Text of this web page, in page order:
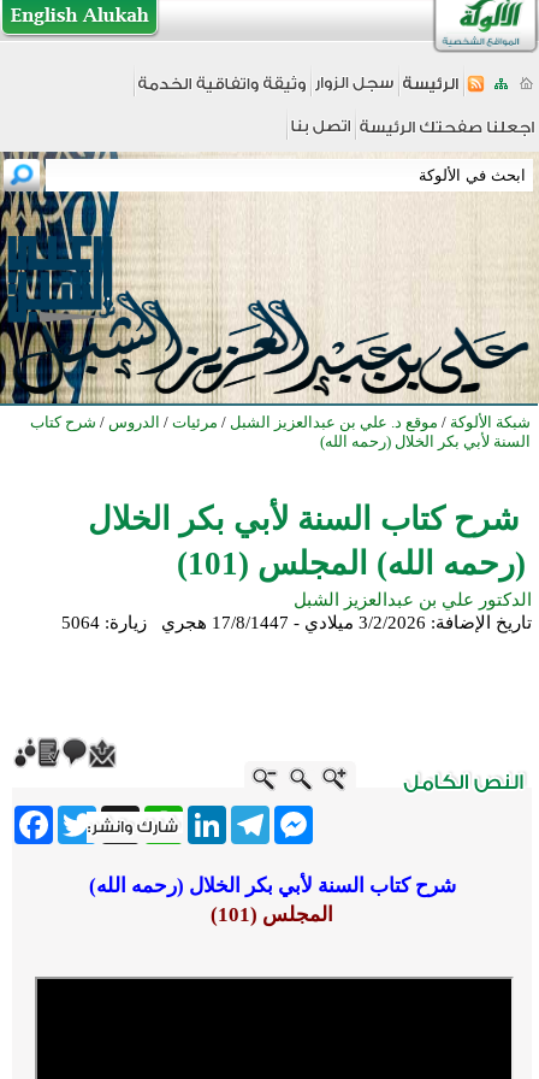
شبكة الألوكة / موقع د. علي بن عبدالعزيز الشبل / مرئيات / الدروس / شرح كتاب
السنة لأبي بكر الخلال (رحمه الله)
شرح كتاب السنة لأبي بكر الخلال
(رحمه الله) المجلس (101)
الدكتور علي بن عبدالعزيز الشبل
تاريخ الإضافة: 3/2/2026 ميلادي - 17/8/1447 هجري زيارة: 5064
Twitter X
WhatsApp
LinkedInTelegram
Messenger
شرح كتاب السنة لأبي بكر الخلال (رحمه الله)
المجلس (101)